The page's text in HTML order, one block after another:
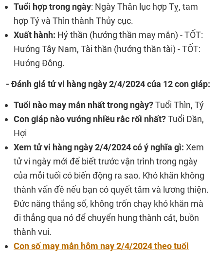
Tuổi hợp trong ngày: Ngày Thân lục hợp Tỵ, tam
hợp Tý và Thìn thành Thủy cục.
Xuất hành: Hỷ thần (hướng thần may mắn) - TỐT:
Hướng Tây Nam, Tài thần (hướng thần tài) - TỐT:
Hướng Đông.
- Đánh giá tử vi hàng ngày 2/4/2024 của 12 con giáp:
Tuổi nào may mắn nhất trong ngày?Tuổi Thìn, Tý
Con giáp nào vướng nhiều rắc rối nhất?Tuổi Dần,
Hợi
Xem tử vi hàng ngày 2/4/2024 có ý nghĩa gì: Xem
tử vi ngày mới để biết trước vận trình trong ngày
của mỗi tuổi có biến động ra sao. Khó khăn không
thành vấn đề nếu bạn có quyết tâm và lương thiện.
Đức năng thắng số, không trốn chạy khó khăn mà
đi thẳng qua nó để chuyển hung thành cát, buồn
thành vui.
Con số may mắn hôm nay 2/4/2024 theo tuổi